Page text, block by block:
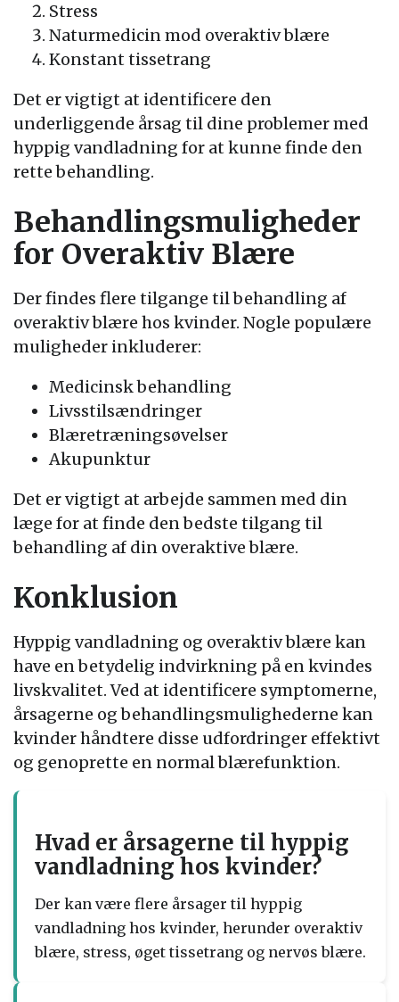
Stress
Naturmedicin mod overaktiv blære
Konstant tissetrang
Det er vigtigt at identificere den
underliggende årsag til dine problemer med
hyppig vandladning for at kunne finde den
rette behandling.
Behandlingsmuligheder
for Overaktiv Blære
Der findes flere tilgange til behandling af
overaktiv blære hos kvinder. Nogle populære
muligheder inkluderer:
Medicinsk behandling
Livsstilsændringer
Blæretræningsøvelser
Akupunktur
Det er vigtigt at arbejde sammen med din
læge for at finde den bedste tilgang til
behandling af din overaktive blære.
Konklusion
Hyppig vandladning og overaktiv blære kan
have en betydelig indvirkning på en kvindes
livskvalitet. Ved at identificere symptomerne,
årsagerne og behandlingsmulighederne kan
kvinder håndtere disse udfordringer effektivt
og genoprette en normal blærefunktion.
Hvad er årsagerne til hyppig
vandladning hos kvinder?
Der kan være flere årsager til hyppig
vandladning hos kvinder, herunder overaktiv
blære, stress, øget tissetrang og nervøs blære.